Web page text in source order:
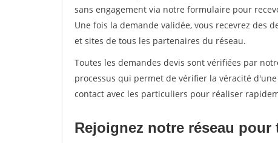
sans engagement via notre formulaire pour
Une fois la demande validée, vous recevrez des
et sites de tous les partenaires du réseau.
Toutes les demandes devis sont vérifiées par
processus qui permet de vérifier la véracité
contact avec les particuliers pour réaliser
Rejoignez notre réseau